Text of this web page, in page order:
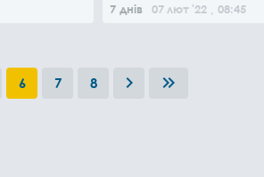
7 днів 07 лют '22, 08:45
6 7 8